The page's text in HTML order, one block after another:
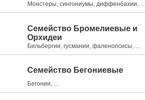
Монстеры, сингониумы, диффенбахии, ...
Семейство Бромелиевые и
Орхидеи
Бильбергии, гусмании, фаленопсисы, ...
Семейство Бегониевые
Бегонии, ...